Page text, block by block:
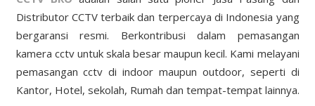
Distributor CCTV terbaik dan terpercaya di Indonesia yang
bergaransi resmi. Berkontribusi dalam pemasangan
kamera cctv untuk skala besar maupun kecil. Kami melayani
pemasangan cctv di indoor maupun outdoor, seperti di
Kantor, Hotel, sekolah, Rumah dan tempat-tempat lainnya.